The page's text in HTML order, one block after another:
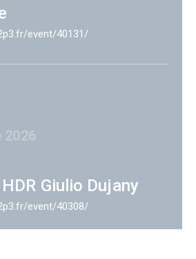
event/40131/
2026
Giulio Dujany
event/40308/